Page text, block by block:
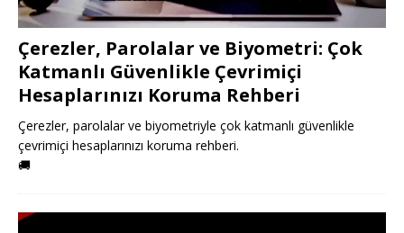
Çerezler, Parolalar ve Biyometri: Çok
Katmanlı Güvenlikle Çevrimiçi
Hesaplarınızı Koruma Rehberi
Çerezler, parolalar ve biyometriyle çok katmanlı güvenlikle
çevrimiçi hesaplarınızı koruma rehberi.
🚚